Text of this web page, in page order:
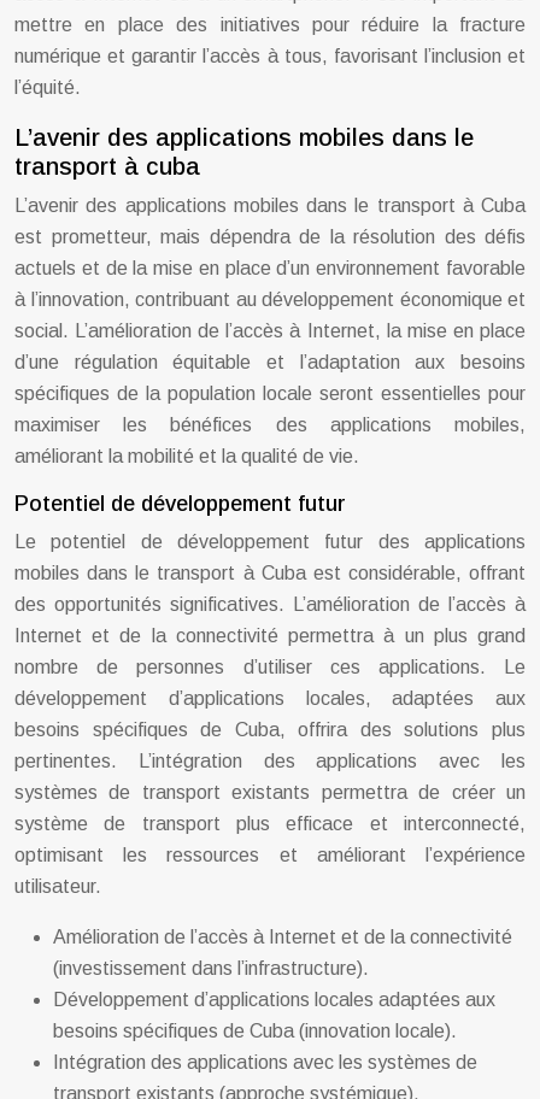
mettre en place des initiatives pour réduire la fracture
numérique et garantir l’accès à tous, favorisant l’inclusion et
l’équité.
L’avenir des applications mobiles dans le
transport à cuba
L’avenir des applications mobiles dans le transport à Cuba
est prometteur, mais dépendra de la résolution des défis
actuels et de la mise en place d’un environnement favorable
à l’innovation, contribuant au développement économique et
social. L’amélioration de l’accès à Internet, la mise en place
d’une régulation équitable et l’adaptation aux besoins
spécifiques de la population locale seront essentielles pour
maximiser les bénéfices des applications mobiles,
améliorant la mobilité et la qualité de vie.
Potentiel de développement futur
Le potentiel de développement futur des applications
mobiles dans le transport à Cuba est considérable, offrant
des opportunités significatives. L’amélioration de l’accès à
Internet et de la connectivité permettra à un plus grand
nombre de personnes d’utiliser ces applications. Le
développement d’applications locales, adaptées aux
besoins spécifiques de Cuba, offrira des solutions plus
pertinentes. L’intégration des applications avec les
systèmes de transport existants permettra de créer un
système de transport plus efficace et interconnecté,
optimisant les ressources et améliorant l’expérience
utilisateur.
Amélioration de l’accès à Internet et de la connectivité
(investissement dans l’infrastructure).
Développement d’applications locales adaptées aux
besoins spécifiques de Cuba (innovation locale).
Intégration des applications avec les systèmes de
transport existants (approche systémique).